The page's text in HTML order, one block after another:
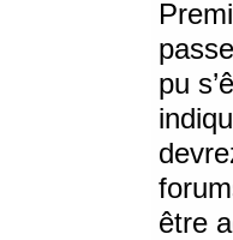
pu
être